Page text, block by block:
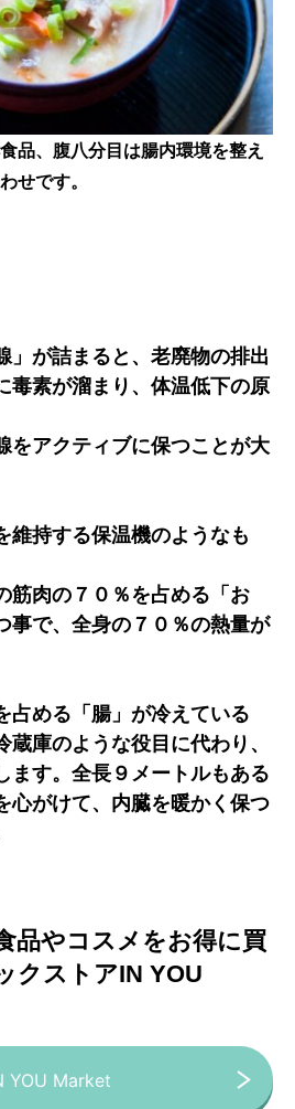
品、腹八分目は腸内環境を整え
せです。
が詰まると、老廃物の排出
毒素が溜まり、体温低下の原
をアクティブに保つことが大
持する保温機のようなも
肉の７０％を占める「お
事で、全身の７０％の熱量が
める「腸」が冷えている
蔵庫のような役目に代わり、
ます。全長９メートルもある
心がけて、内臓を暖かく保つ
品やコスメをお得に買
クストアIN YOU
YOU Market